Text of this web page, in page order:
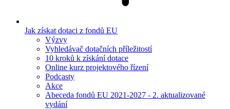
Jak získat dotaci z fondů EU
Výzvy
Vyhledávač dotačních příležitostí
10 kroků k získání dotace
Online kurz projektového řízení
Podcasty
Akce
Abeceda fondů EU 2021-2027 - 2. aktualizované
vydání